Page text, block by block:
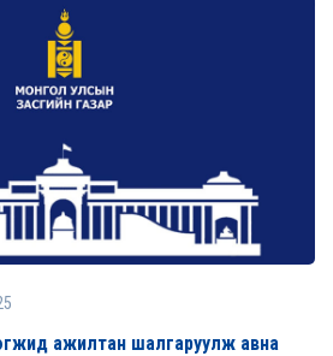
ажилтан шалгаруулж авна